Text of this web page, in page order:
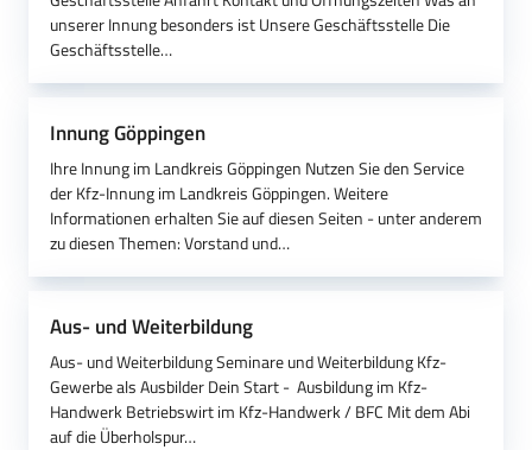
unserer Innung besonders ist Unsere Geschäftsstelle Die
Geschäftsstelle…
Innung Göppingen
Ihre Innung im Landkreis Göppingen Nutzen Sie den Service
der Kfz-Innung im Landkreis Göppingen. Weitere
Informationen erhalten Sie auf diesen Seiten - unter anderem
zu diesen Themen: Vorstand und…
Aus- und Weiterbildung
Aus- und Weiterbildung Seminare und Weiterbildung Kfz-
Gewerbe als Ausbilder Dein Start - Ausbildung im Kfz-
Handwerk Betriebswirt im Kfz-Handwerk / BFC Mit dem Abi
auf die Überholspur…